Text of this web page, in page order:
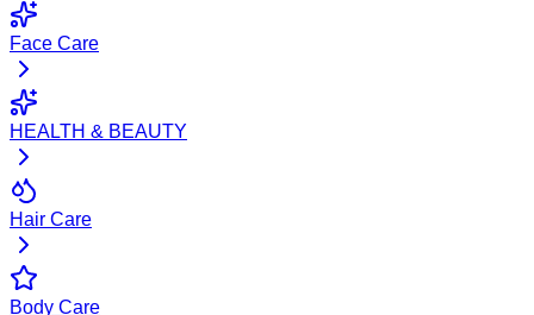
Face Care
HEALTH & BEAUTY
Hair Care
Body Care